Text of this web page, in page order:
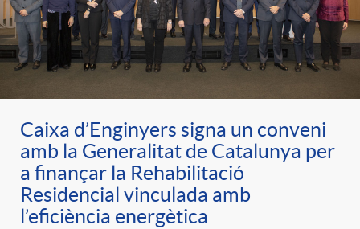
s
Caixa d’Enginyers signa un conveni
amb la Generalitat de Catalunya per
a finançar la Rehabilitació
Residencial vinculada amb
l’eficiència energètica